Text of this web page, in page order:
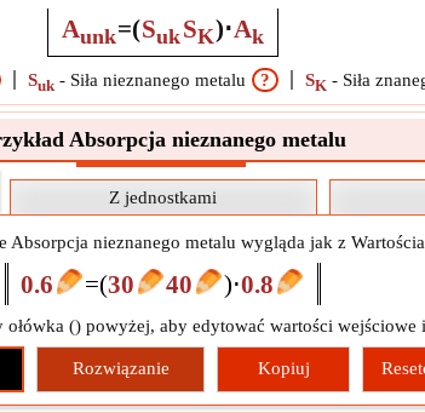
Aunk=(SukSK)⋅Ak
Suk - Siła nieznanego metalu ? SK - Siła
Absorpcja nieznanego metalu
Z jednostkami
Absorpcja nieznanego metalu wygląda jak z
0.6 =(30 40 )⋅0.8
() powyżej, aby edytować wartości wejściowe
Rozwiązanie Kopiuj